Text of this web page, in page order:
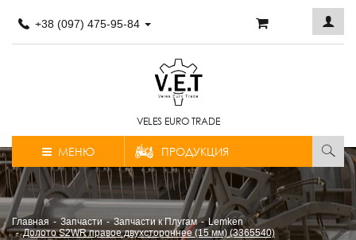
+38 (097) 475-95-84
VELES EURO TRADE
МЕНЮ ПРОДУКЦИЯ
Главная Запчасти Запчасти к Плугам
Lemken
Долото S2WR правое двухстороннее (15 мм) (3365540)